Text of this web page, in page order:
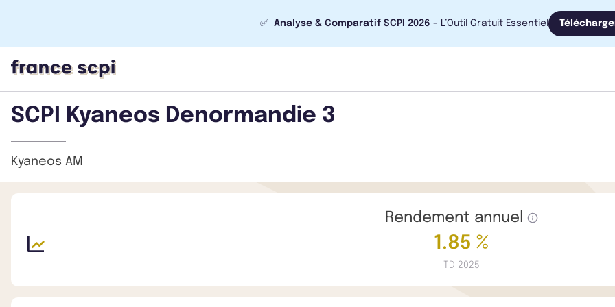
✅ Analyse & Comparatif SCPI 2026 - L’Outil Gratuit Essentiel
SCPI Kyaneos Denormandie 3
Kyaneos AM
Rendement annuel
1.85 %
TD 2025